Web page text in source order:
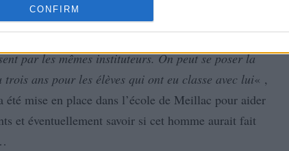
CONFIRM
par les mêmes instituteurs. On peut se poser la
ans pour les élèves qui ont eu classe avec lui« ,
mise en place dans l’école de Meillac pour aider
et éventuellement savoir si cet homme aurait fait